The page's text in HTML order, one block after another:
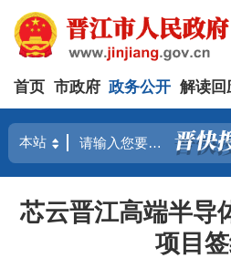
首页 市政府 政务公开 解读回
芯云晋江高端半导
项目